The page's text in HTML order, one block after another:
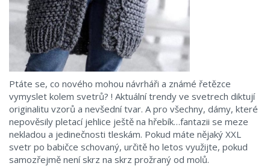
Ptáte se, co nového mohou návrháři a známé řetězce
vymyslet kolem svetrů? ! Aktuální trendy ve svetrech diktují
originalitu vzorů a nevšední tvar. A pro všechny, dámy, které
nepověsily pletací jehlice ještě na hřebík…fantazii se meze
nekladou a jedinečnosti tleskám. Pokud máte nějaký XXL
svetr po babičce schovaný, určitě ho letos využijte, pokud
samozřejmě není skrz na skrz prožraný od molů.